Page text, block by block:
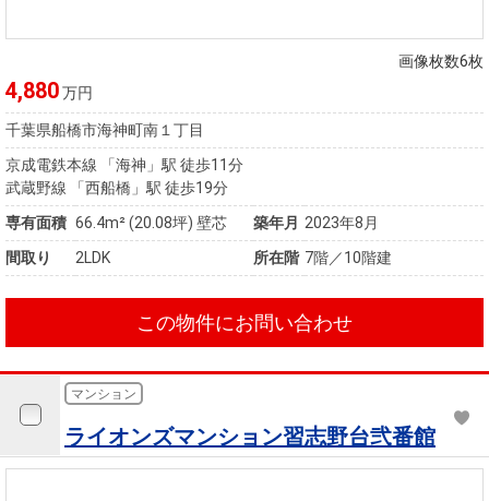
画像枚数6枚
4,880万円
千葉県船橋市海神町南１丁目
京成電鉄本線 「海神」駅 徒歩11分
武蔵野線 「西船橋」駅 徒歩19分
専有面積 66.4m²(20.08坪) 壁芯 築年月 2023年8月
間取り
2LDK 所在階 7階／10階建
この物件にお問い合わせ
マンション
ライオンズマンション習志野台弐番館